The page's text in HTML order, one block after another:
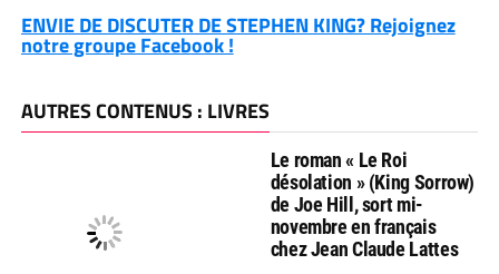
ENVIE DE DISCUTER DE STEPHEN KING? Rejoignez
notre groupe Facebook !
AUTRES CONTENUS : LIVRES
Le roman « Le Roi
désolation » (King Sorrow)
de Joe Hill, sort mi-
novembre en français
chez Jean Claude Lattes